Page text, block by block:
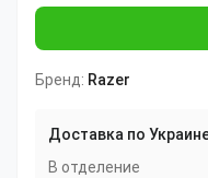
Бренд: Razer
Доставка по
В отделение